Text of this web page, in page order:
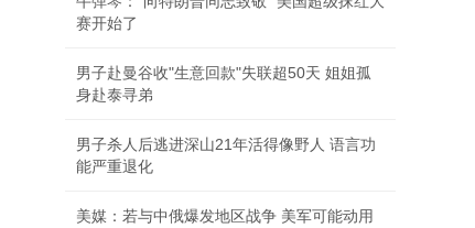
赛开始了
男子赴曼谷收"生意回款"失联超50天 姐姐孤
身赴泰寻弟
男子杀人后逃进深山21年活得像野人 语言功
能严重退化
美媒：若与中俄爆发地区战争 美军可能动用